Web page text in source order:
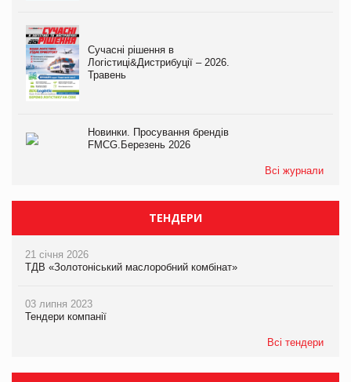
Сучасні рішення в
Логістиці&Дистрибуції – 2026.
Травень
Новинки. Просування брендів
FMCG.Березень 2026
Всі журнали
ТЕНДЕРИ
21 січня 2026
ТДВ «Золотоніський маслоробний комбінат»
03 липня 2023
Тендери компанії
Всі тендери